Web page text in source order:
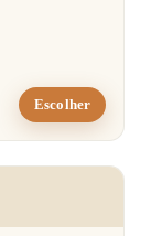
Escolher